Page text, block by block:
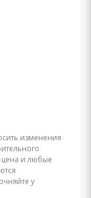
изменения
цена и любые
у